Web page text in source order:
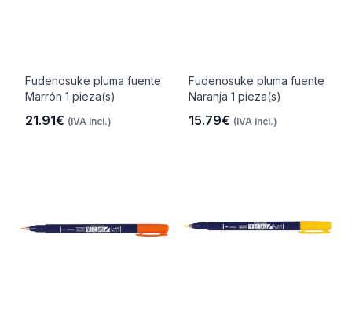
Fudenosuke pluma fuente
Marrón 1 pieza(s)
21.91€ (IVA incl.)
Fudenosuke pluma fuente
Naranja 1 pieza(s)
15.79€ (IVA incl.)